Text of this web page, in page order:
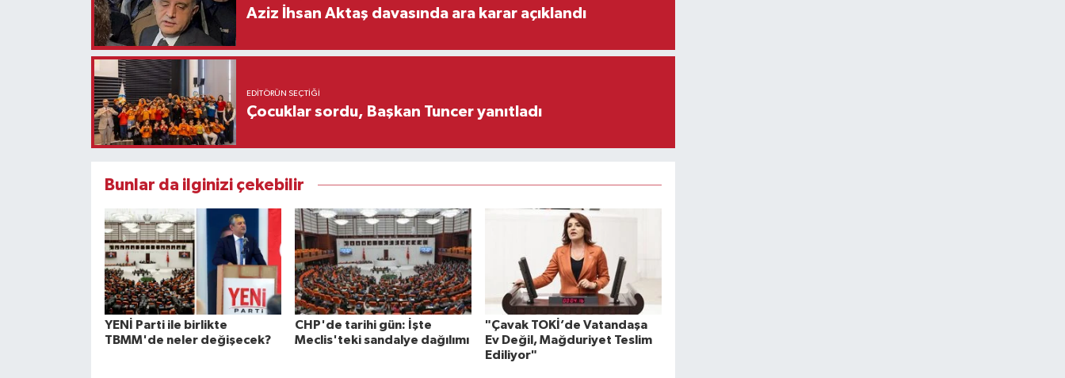
Aziz İhsan Aktaş davasında ara karar açıklandı
EDITÖRÜN SEÇTIĞI
Çocuklar sordu, Başkan Tuncer yanıtladı
Bunlar da ilginizi çekebilir
YENİ Parti ile birlikte
TBMM'de neler değişecek?
CHP'de tarihi gün: İşte
Meclis'teki sandalye dağılımı
"Çavak TOKİ’de Vatandaşa
Ev Değil, Mağduriyet Teslim
Ediliyor"